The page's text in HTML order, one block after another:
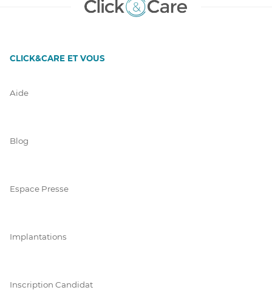
CLICK&CARE ET VOUS
Aide
Blog
Espace Presse
Implantations
Inscription Candidat